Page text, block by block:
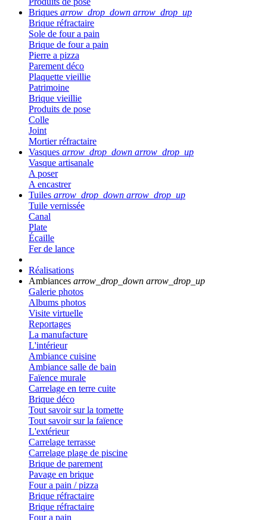
Briques arrow_drop_down arrow_drop_up
Brique réfractaire
Sole de four a pain
Brique de four a pain
Pierre a pizza
Parement déco
Plaquette vieillie
Patrimoine
Brique vieillie
Produits de pose
Colle
Joint
Mortier réfractaire
Vasques arrow_drop_down arrow_drop_up
Vasque artisanale
A poser
A encastrer
Tuiles arrow_drop_down arrow_drop_up
Tuile vernissée
Canal
Plate
Écaille
Fer de lance
Réalisations
Ambiances arrow_drop_down arrow_drop_up
Galerie photos
Albums photos
Visite virtuelle
Reportages
La manufacture
L'intérieur
Ambiance cuisine
Ambiance salle de bain
Faïence murale
Carrelage en terre cuite
Brique déco
Tout savoir sur la tomette
Tout savoir sur la faïence
L'extérieur
Carrelage terrasse
Carrelage plage de piscine
Brique de parement
Pavage en brique
Four a pain / pizza
Brique réfractaire
Brique réfractaire
Four a pain